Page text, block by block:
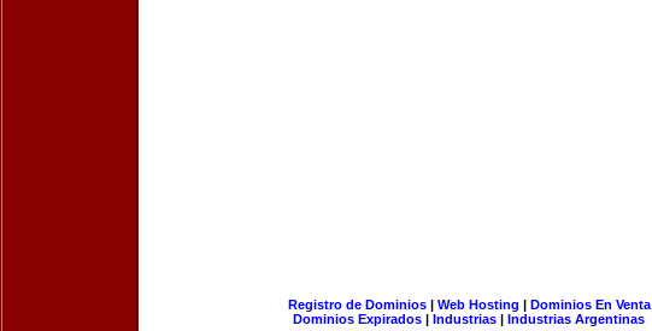
Registro de Dominios| Web Hosting | Dominios En Venta
Dominios Expirados | Industrias | Industrias Argentinas